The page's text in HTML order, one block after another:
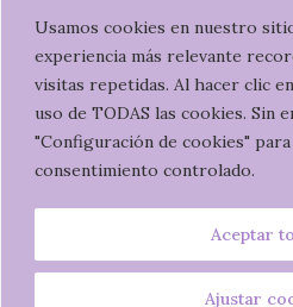
Usamos cookies en nuestro
experiencia más relevante
visitas repetidas. Al hacer clic
uso de TODAS las cookies. Sin
"Configuración de cookies"
consentimiento controlado.
Ajustar
Aceptar
W
h
a
t
a
p
p
Política de